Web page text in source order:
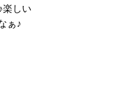
楽しい
ぁ♪